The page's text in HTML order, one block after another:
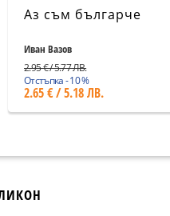
Аз съм българче
Иван Вазов
2.95 € / 5.77 ЛВ.
Отстъпка - 10 %
2.65 € / 5.18 ЛВ.